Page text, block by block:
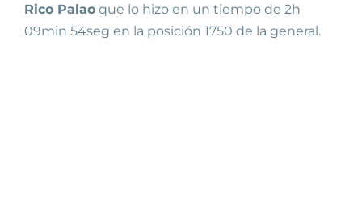
Rico Palao que lo hizo en un tiempo de 2h
09min 54seg en la posición 1750 de la general.